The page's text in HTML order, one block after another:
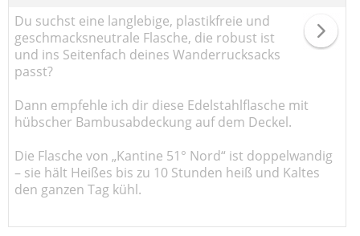
Du suchst eine langlebige, plastikfreie und
geschmacksneutrale Flasche, die robust ist
und ins Seitenfach deines Wanderrucksacks
passt?
Dann empfehle ich dir diese Edelstahlflasche mit
hübscher Bambusabdeckung auf dem Deckel.
Die Flasche von „Kantine 51° Nord“ ist doppelwandig
– sie hält Heißes bis zu 10 Stunden heiß und Kaltes
den ganzen Tag kühl.